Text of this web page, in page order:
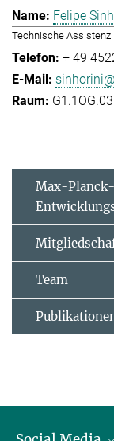
Felipe
Technische Assistenz
+ 49
G1.1OG.03
Max-
Team